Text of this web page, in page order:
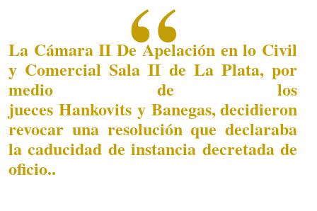
La Cámara II De Apelación en lo Civil
y Comercial Sala II de La Plata, por
medio de los
jueces Hankovits y Banegas, decidieron
revocar una resolución que declaraba
la caducidad de instancia decretada de
oficio..